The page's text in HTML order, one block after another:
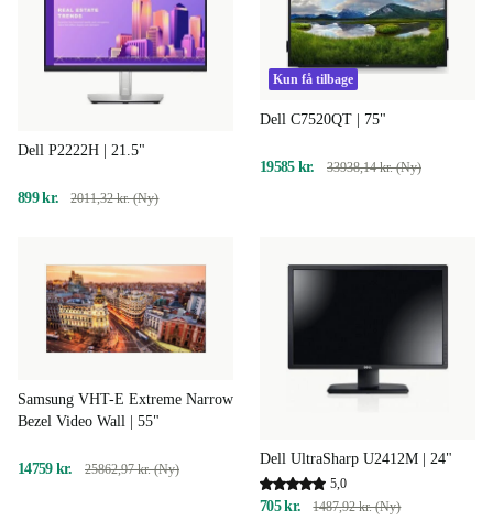
Dell P2222H | 21.5"
899 kr. 2011,32 kr. (Ny)
Kun få tilbage
Dell C7520QT | 75"
19585 kr. 33938,14 kr. (Ny)
Samsung VHT-E Extreme Narrow
Bezel Video Wall | 55"
14759 kr. 25862,97 kr. (Ny)
Dell UltraSharp U2412M | 24"
5,0
705 kr. 1487,92 kr. (Ny)